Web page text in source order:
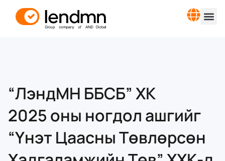
“ЛэндМН ББСБ” ХК
2025 оны ногдол ашгийг
“Үнэт Цаасны Төвлөрсөн